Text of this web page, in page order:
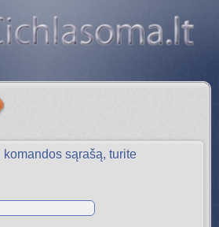
sąrašą, turite